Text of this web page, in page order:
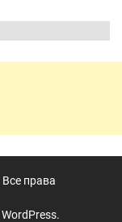
Все права
WordPress.